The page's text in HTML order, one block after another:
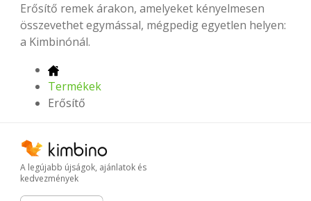
Erősítő remek árakon, amelyeket kényelmesen
összevethet egymással, mégpedig egyetlen helyen:
a Kimbinónál.
Termékek
Erősítő
A legújabb újságok, ajánlatok és
kedvezmények